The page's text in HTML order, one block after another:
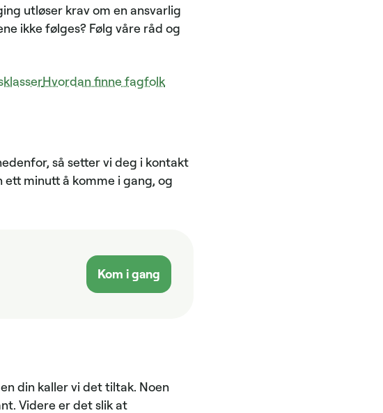
utløser krav om en ansvarlig
ikke følges? Følg våre råd og
Hvordan finne fagfolk
så setter vi deg i kontakt
minutt å komme i gang, og
Kom i gang
din kaller vi det tiltak. Noen
Videre er det slik at